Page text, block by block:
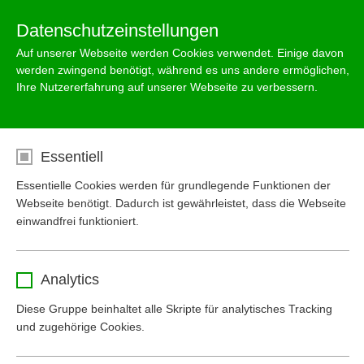
Ableitung Rückhaltung
Datenschutzeinstellungen
Auf unserer Webseite werden Cookies verwendet. Einige davon
werden zwingend benötigt, während es uns andere ermöglichen,
Ihre Nutzererfahrung auf unserer Webseite zu verbessern.
Essentiell
Essentielle Cookies werden für grundlegende Funktionen der
Webseite benötigt. Dadurch ist gewährleistet, dass die Webseite
einwandfrei funktioniert.
Laufzeit 1 Monat
Analytics
Diese Gruppe beinhaltet alle Skripte für analytisches Tracking
und zugehörige Cookies.